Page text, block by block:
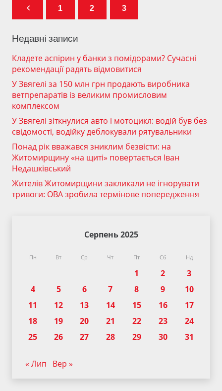
1 2 3
Недавні записи
Кладете аспірин у банки з помідорами? Сучасні
рекомендації радять відмовитися
У Звягелі за 150 млн грн продають виробника
ветпрепаратів із великим промисловим
комплексом
У Звягелі зіткнулися авто і мотоцикл: водій був без
свідомості, водійку деблокували рятувальники
Понад рік вважався зниклим безвісти: на
Житомирщину «на щиті» повертається Іван
Недашківський
Жителів Житомирщини закликали не ігнорувати
тривоги: ОВА зробила термінове попередження
Серпень 2025
Пн Вт Ср Чт Пт Сб Нд
1 2
3
4
5 6 7 8 9
10
11
12 13 14 15 16
17
18
19 20 21 22 23
24
25
26 27 28 29 30 31
« Лип Вер »